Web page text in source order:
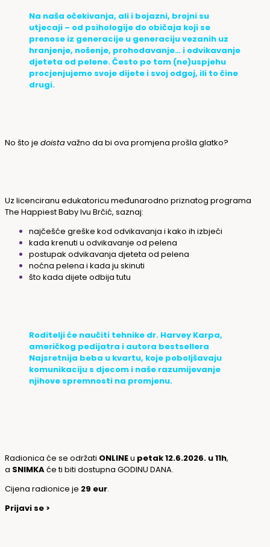
Na naša očekivanja, ali i bojazni, brojni su
utjecaji – od psihologije do običaja koji se
prenose iz generacije u generaciju vezanih uz
hranjenje, nošenje, prohodavanje… i odvikavanje
djeteta od pelene.Često po tom (ne)uspjehu
procjenjujemo svoje dijete i svoj odgoj, ili to čine
drugi.
No što je doistavažno da bi ova promjena prošla glatko?
Uz licenciranu edukatoricu međunarodno priznatog programa
The Happiest Baby Ivu Brčić, saznaj:
najčešće greške kod odvikavanja i kako ih izbjeći
kada krenuti u odvikavanje od pelena
postupak odvikavanja djeteta od pelena
noćna pelena i kada ju skinuti
što kada dijete odbija tutu
Roditelji će naučiti tehnike dr. Harvey Karpa,
američkog pedijatra i autora bestsellera
Najsretnija beba u kvartu, koje poboljšavaju
komunikaciju s djecom i naše razumijevanje
njihove spremnosti na promjenu.
Radionica će se održati ONLINEu petak 12.6.2026. u 11h,
a SNIMKAće ti biti dostupna GODINU DANA.
Cijena radionice je 29 eur.
Prijavi se >